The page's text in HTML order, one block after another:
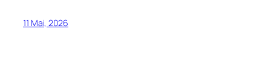
11 Mai, 2026